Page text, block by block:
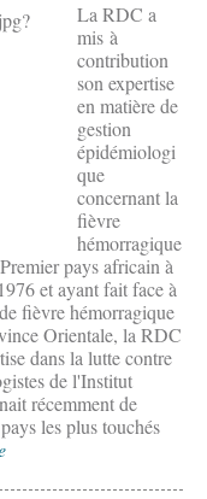
La RDC a
mis à
contribution
son expertise
en matière de
gestion
épidémiologi
que
concernant la
fièvre
hémorragique
pays africain à
et ayant fait face à
fièvre hémorragique
Orientale, la RDC
dans la lutte contre
de l'Institut
récemment de
les plus touchés